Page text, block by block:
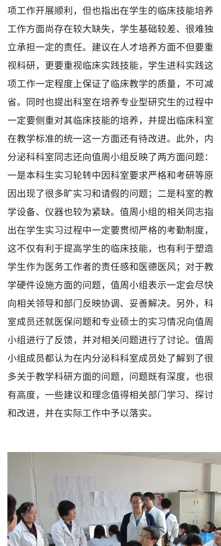
项工作开展顺利，但也指出在学生的临床技能培养
工作方面尚存在较大缺失，学生基础较差、很难独
立承担一定的责任。建议在人才培养方面不但要重
视科研，更要重视临床实践技能，学生进科实践这
项工作一定程度上保证了临床教学的质量，不可减
省。同时也提出科室在培养专业型研究生的过程中
一定要侧重对其临床技能的培养，并提出临床科室
在教学标准的统一这一方面还有待改进。此外，内
分泌科科室同志还向值周小组反映了两方面问题：
一是本科生实习轮转中因科室要求严格和考研等原
因出现了很多旷实习和请假的问题；二是科室的教
学设备、仪器也较为紧缺。值周小组的相关同志指
出在学生实习过程中一定要贯彻严格的考勤制度，
这不仅有利于提高学生的临床技能，也有利于塑造
学生作为医务工作者的责任感和医德医风；对于教
学硬件设施方面的问题，值周小组表示一定会尽快
向相关领导和部门反映协调、妥善解决。另外，科
室成员还就医保问题和专业硕士的实习情况向值周
小组进行了反馈，并对相关问题进行了讨论。值周
小组成员都认为在内分泌科科室成员处了解到了很
多关于教学科研方面的问题，问题既有深度，也很
有高度，一些建议和理念值得相关部门学习、探讨
和改进，并在实际工作中予以落实。